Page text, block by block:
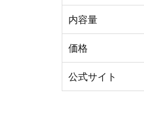
内容量
価格
公式サイト